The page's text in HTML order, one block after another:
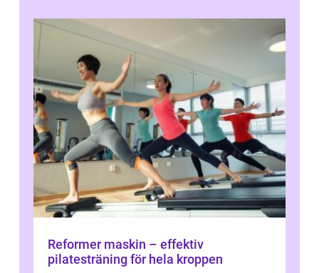
Reformer maskin – effektiv
pilatesträning för hela kroppen